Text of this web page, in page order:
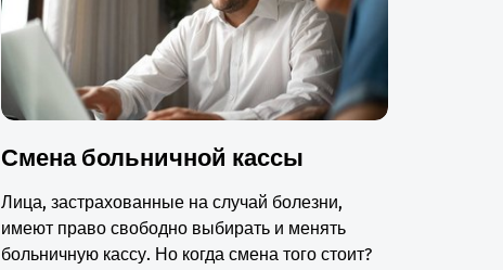
Смена больничной кассы
Лица, застрахованные на случай болезни,
имеют право свободно выбирать и менять
больничную кассу. Но когда смена того стоит?